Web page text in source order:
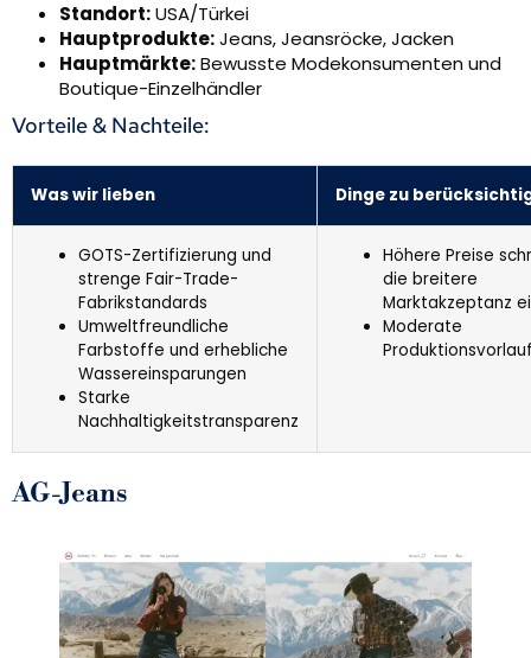
Standort:USA/Türkei
Hauptprodukte:Jeans, Jeansröcke, Jacken
Hauptmärkte:Bewusste Modekonsumenten und
Boutique-Einzelhändler
Vorteile & Nachteile:
Was wir lieben Dinge zu
GOTS-Zertifizierung und
strenge Fair-Trade-
Fabrikstandards
Umweltfreundliche
Farbstoffe und erhebliche
Wassereinsparungen
Starke
Nachhaltigkeitstransparenz
Höhere Preise
die breitere
Marktakzeptanz
Moderate
AG-Jeans